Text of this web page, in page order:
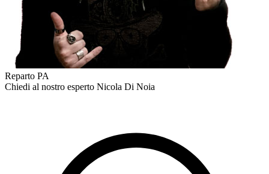
Reparto PA
Chiedi al nostro esperto Nicola Di Noia